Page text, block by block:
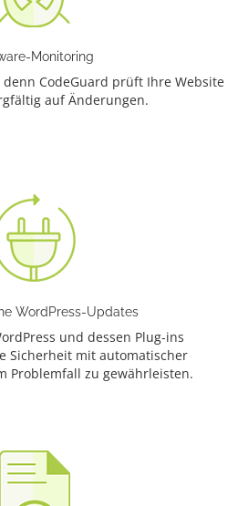
Monitoring
CodeGuard prüft Ihre Website
auf Änderungen.
WordPress-Updates
und dessen Plug-ins
Sicherheit mit automatischer
Problemfall zu gewährleisten.